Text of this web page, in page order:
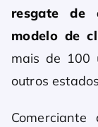
resgate de
modelo de
mais de 100
outros